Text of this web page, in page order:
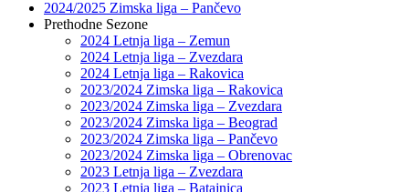
2024/2025 Zimska liga – Pančevo
Prethodne Sezone
2024 Letnja liga – Zemun
2024 Letnja liga – Zvezdara
2024 Letnja liga – Rakovica
2023/2024 Zimska liga – Rakovica
2023/2024 Zimska liga – Zvezdara
2023/2024 Zimska liga – Beograd
2023/2024 Zimska liga – Pančevo
2023/2024 Zimska liga – Obrenovac
2023 Letnja liga – Zvezdara
2023 Letnja liga – Batajnica